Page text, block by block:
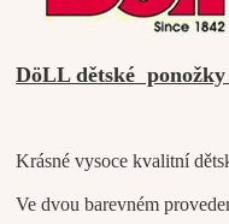
DöLL dětské ponožky
Krásné vysoce kvalitní
Ve dvou barevném